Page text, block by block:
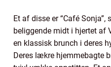
Et af disse er “Café
beliggende midt i hjertet af
en klassisk brunch i deres
Deres lækre hjemmebagte